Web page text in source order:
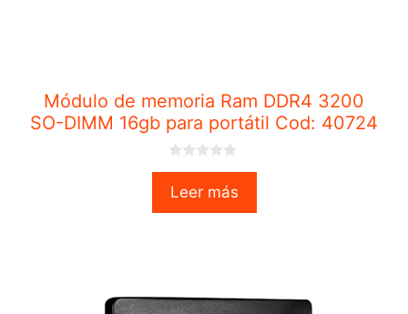
Módulo de memoria Ram DDR4 3200
SO-DIMM 16gb para portátil Cod: 40724
0
u
Leer más